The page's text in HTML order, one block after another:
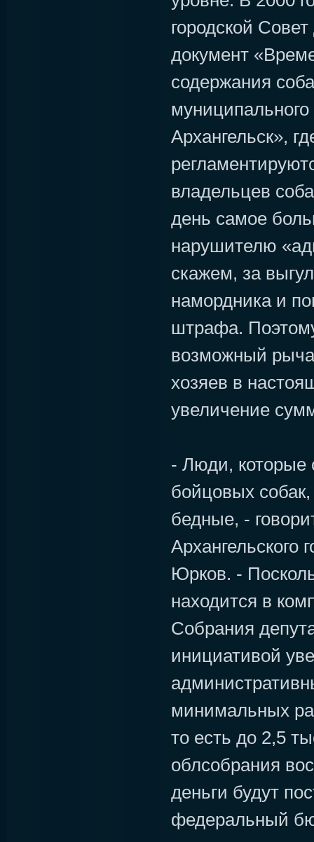
городской
документ
содержания
Архангельск»,
владельцев
день самое
нарушителю
скажем, за
намордника и
штрафа.
возможный
хозяев в
увеличение
- Люди, которые
бойцовых
бедные, -
Архангельского
Юрков. -
находится в
Собрания
инициативой
минимальных
то есть до 2,5
облсобрания
деньги будут
федеральный